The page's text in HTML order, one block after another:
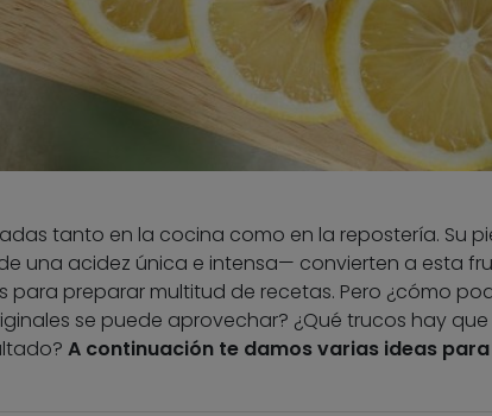
tanto en la cocina como en la repostería. Su
una acidez única e intensa— convierten a esta
para preparar multitud de recetas. Pero ¿cómo
se puede aprovechar? ¿Qué trucos hay que
A continuación te damos varias ideas para